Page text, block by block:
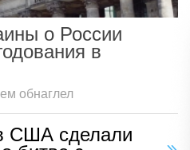
о России
в
обнаглел
США сделали